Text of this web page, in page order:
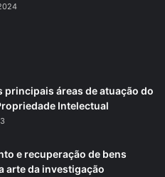
principais áreas de atuação do
Intelectual
e recuperação de bens
arte da investigação